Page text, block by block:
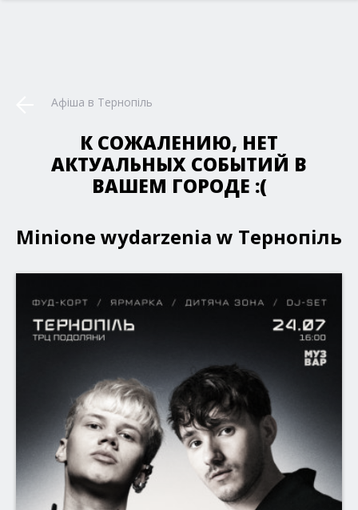
Афіша в Тернопіль
К СОЖАЛЕНИЮ, НЕТ
АКТУАЛЬНЫХ СОБЫТИЙ В
ВАШЕМ ГОРОДЕ :(
Minione wydarzenia w Тернопіль